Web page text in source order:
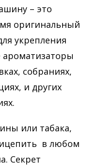
– это
оригинальный
укрепления
собраниях,
и других
или табака,
в любом
Секрет